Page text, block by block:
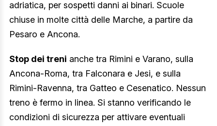
adriatica, per sospetti danni ai binari. Scuole
chiuse in molte città delle Marche, a partire da
Pesaro e Ancona.
Stop dei treni anche tra Rimini e Varano, sulla
Ancona-Roma, tra Falconara e Jesi, e sulla
Rimini-Ravenna, tra Gatteo e Cesenatico. Nessun
treno è fermo in linea. Si stanno verificando le
condizioni di sicurezza per attivare eventuali